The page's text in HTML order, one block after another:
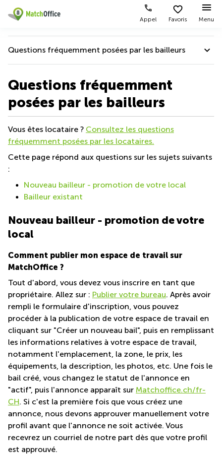
Appel Favoris Menu
Pages
produits
Bureau
d'affaires
Coworking
Salle de
Bureau
virtuel
Villes
bureau
Bureau
à louer
Genève
Lausanne
Coworking
Coworking
Genève
Coworking
Lausanne
Basel
Coworking
Lugano
Coworking
Neuchâtel
Coworking
Bienne
Coworking
Nyon
Coworking
Versoix
Coworking
Meyrin
Recherches
Chariot 3
Place de
la Gare
12
Lausanne
Pré-de-
Bichette
Genève
Rue de
1
Place
de la
Fusterie
12
Genève
Rue de la
Corraterie
Place
Casa-
Bamba
1-3
Genève
Rue de
Lausanne
69
Genève
Aide
Qui sommes-nous?
Publier un local
Prix
Choisissez une langue
Switzerland
Questions fréquemment posées par les bailleurs
Aide
Questions fréquemment posées par les locataires
Questions fréquemment posées par les bailleurs
Aide pour une location plus rapide
Quality Score
Questions fréquemment
posées par les bailleurs
Vous êtes locataire ? Consultez les questions
fréquemment posées par les locataires.
Cette page répond aux questions sur les sujets suivants
:
Nouveau bailleur - promotion de votre local
Bailleur existant
Nouveau bailleur - promotion de votre
local
Comment publier mon espace de travail sur
MatchOffice ?
Tout d'abord, vous devez vous inscrire en tant que
propriétaire. Allez sur : Publier votre bureau. Après avoir
rempli le formulaire d'inscription, vous pouvez
procéder à la publication de votre espace de travail en
cliquant sur "Créer un nouveau bail", puis en remplissant
les informations relatives à votre espace de travail,
notamment l'emplacement, la zone, le prix, les
équipements, la description, les photos, etc. Une fois le
bail créé, vous changez le statut de l'annonce en
"actif", puis l'annonce apparaît sur Matchoffice.ch/fr-
CH. Si c'est la première fois que vous créez une
annonce, nous devons approuver manuellement votre
profil avant que l'annonce ne soit activée. Vous
recevrez un courriel de notre part dès que votre profil
est approuvé.